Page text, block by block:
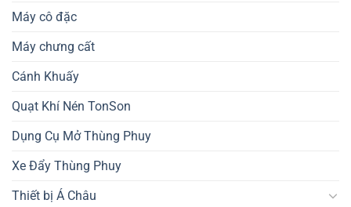
Máy cô đặc
Máy chưng cất
Cánh Khuấy
Quạt Khí Nén TonSon
Dụng Cụ Mở Thùng Phuy
Xe Đẩy Thùng Phuy
Thiết bị Á Châu